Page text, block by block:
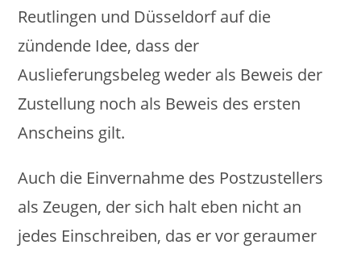
Reutlingen und Düsseldorf auf die
zündende Idee, dass der
Auslieferungsbeleg weder als Beweis der
Zustellung noch als Beweis des ersten
Anscheins gilt.
Auch die Einvernahme des Postzustellers
als Zeugen, der sich halt eben nicht an
jedes Einschreiben, das er vor geraumer